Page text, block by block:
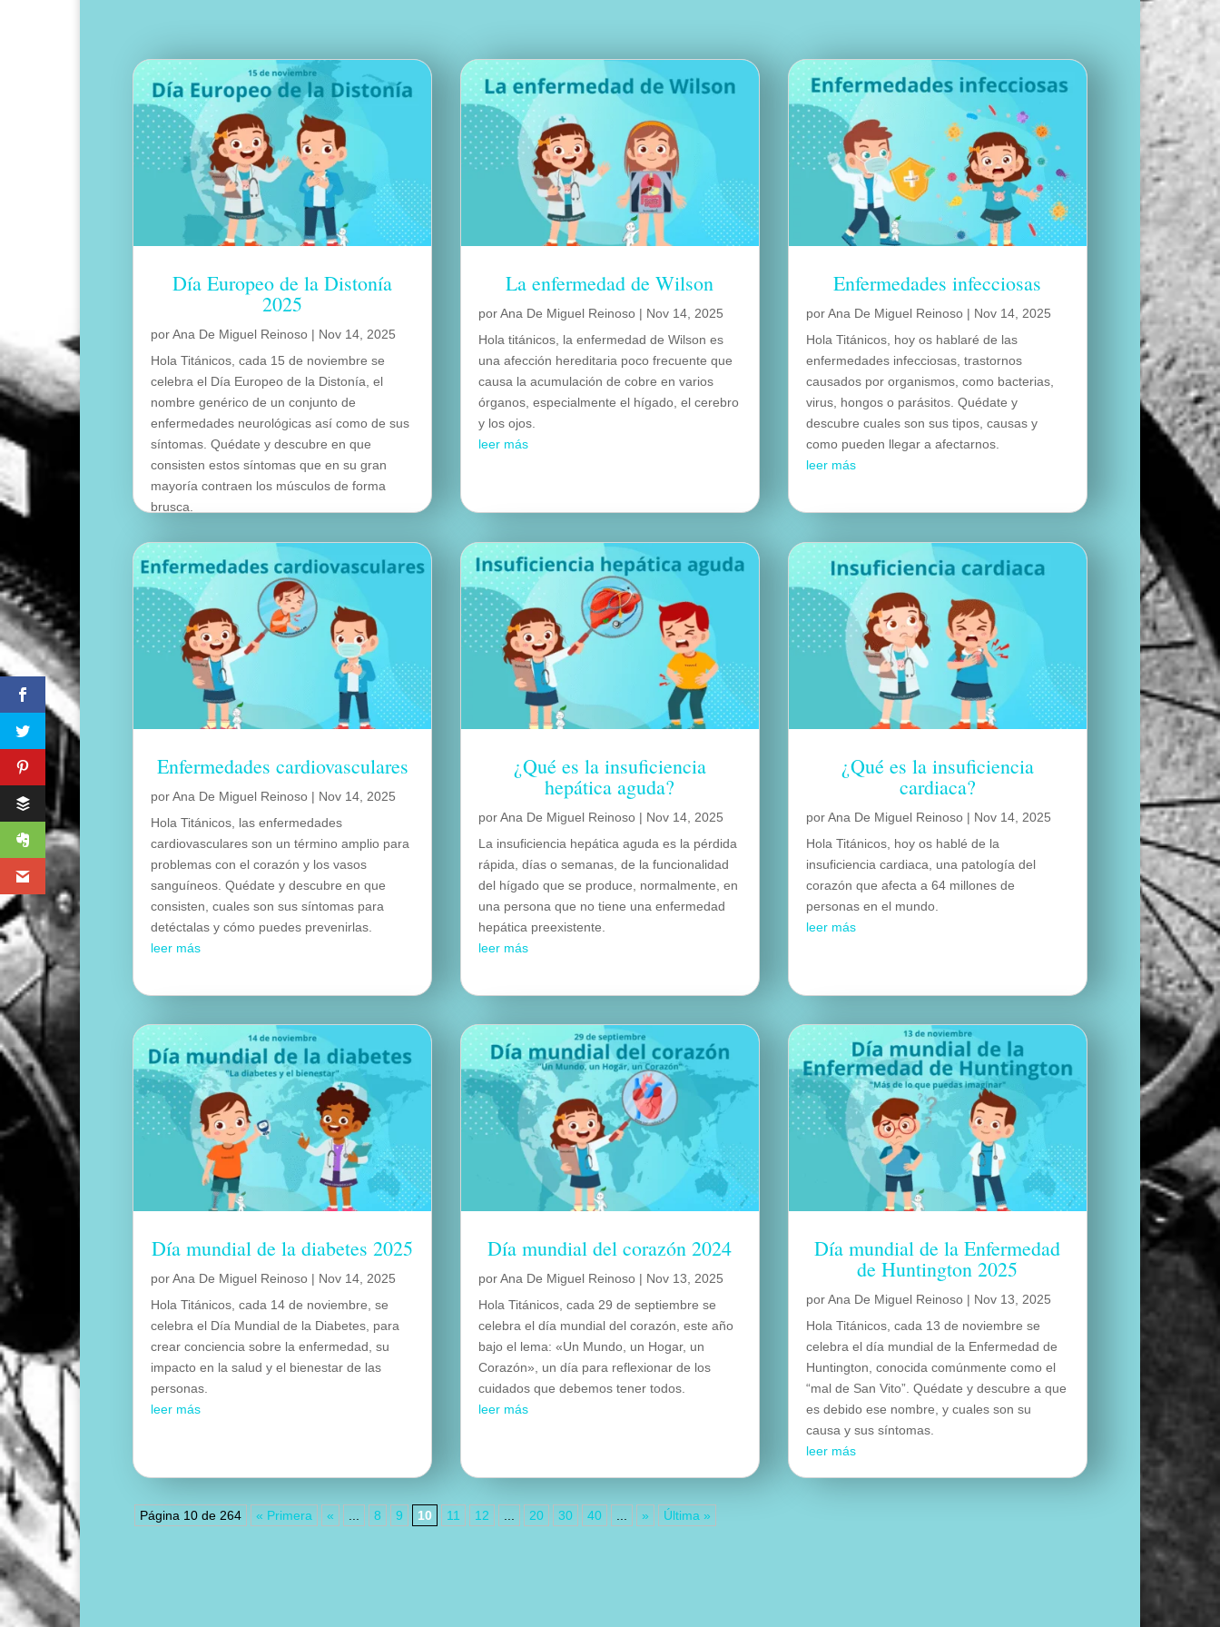
Día Europeo de la Distonía
2025
porAna De Miguel Reinoso | Nov 14, 2025
Hola Titánicos, cada 15 de noviembre se
celebra el Día Europeo de la Distonía, el
nombre genérico de un conjunto de
enfermedades neurológicas así como de sus
síntomas. Quédate y descubre en que
consisten estos síntomas que en su gran
mayoría contraen los músculos de forma
brusca.
Enfermedades cardiovasculares
porAna De Miguel Reinoso | Nov 14, 2025
Hola Titánicos, las enfermedades
cardiovasculares son un término amplio para
problemas con el corazón y los vasos
sanguíneos. Quédate y descubre en que
consisten, cuales son sus síntomas para
detéctalas y cómo puedes prevenirlas.
leer más
Día mundial de la diabetes 2025
porAna De Miguel Reinoso | Nov 14, 2025
Hola Titánicos, cada 14 de noviembre, se
celebra el Día Mundial de la Diabetes, para
crear conciencia sobre la enfermedad, su
impacto en la salud y el bienestar de las
personas.
leer más
La enfermedad de Wilson
porAna De Miguel Reinoso | Nov 14, 2025
Hola titánicos, la enfermedad de Wilson es
una afección hereditaria poco frecuente que
causa la acumulación de cobre en varios
órganos, especialmente el hígado, el cerebro
y los ojos.
leer más
¿Qué es la insuficiencia
hepática aguda?
porAna De Miguel Reinoso | Nov 14, 2025
La insuficiencia hepática aguda es la pérdida
rápida, días o semanas, de la funcionalidad
del hígado que se produce, normalmente, en
una persona que no tiene una enfermedad
hepática preexistente.
leer más
Día mundial del corazón 2024
porAna De Miguel Reinoso | Nov 13, 2025
Hola Titánicos, cada 29 de septiembre se
celebra el día mundial del corazón, este año
bajo el lema: «Un Mundo, un Hogar, un
Corazón», un día para reflexionar de los
cuidados que debemos tener todos.
leer más
Enfermedades infecciosas
porAna De Miguel Reinoso | Nov 14, 2025
Hola Titánicos, hoy os hablaré de las
enfermedades infecciosas, trastornos
causados por organismos, como bacterias,
virus, hongos o parásitos. Quédate y
descubre cuales son sus tipos, causas y
como pueden llegar a afectarnos.
leer más
¿Qué es la insuficiencia
cardiaca?
porAna De Miguel Reinoso | Nov 14, 2025
Hola Titánicos, hoy os hablé de la
insuficiencia cardiaca, una patología del
corazón que afecta a 64 millones de
personas en el mundo.
leer más
Día mundial de la Enfermedad
de Huntington 2025
porAna De Miguel Reinoso | Nov 13, 2025
Hola Titánicos, cada 13 de noviembre se
celebra el día mundial de la Enfermedad de
Huntington, conocida comúnmente como el
“mal de San Vito”. Quédate y descubre a que
es debido ese nombre, y cuales son su
causa y sus síntomas.
leer más
Página 10 de 264 « Primera « ... 8 9 10 11 12 ... 20 30 40 ... » Última »